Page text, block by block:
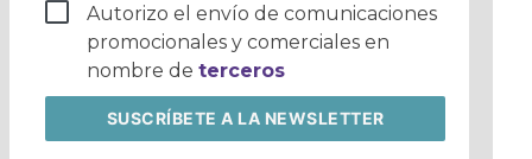
Autorizo el envío de comunicaciones
promocionales y comerciales en
nombre deterceros
SUSCRÍBETE A LA NEWSLETTER